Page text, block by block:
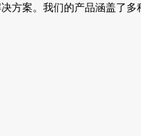
方案。我们的产品涵盖了